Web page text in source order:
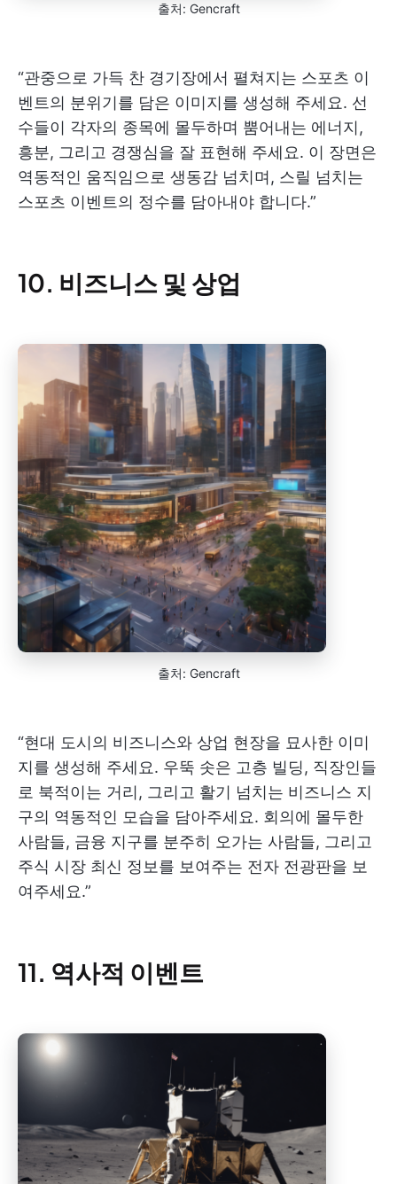
출처: Gencraft
“관중으로 가득 찬 경기장에서 펼쳐지는 스포츠 이
벤트의 분위기를 담은 이미지를 생성해 주세요. 선
수들이 각자의 종목에 몰두하며 뿜어내는 에너지,
흥분, 그리고 경쟁심을 잘 표현해 주세요. 이 장면은
역동적인 움직임으로 생동감 넘치며, 스릴 넘치는
스포츠 이벤트의 정수를 담아내야 합니다.”
10. 비즈니스 및 상업
출처: Gencraft
“현대 도시의 비즈니스와 상업 현장을 묘사한 이미
지를 생성해 주세요. 우뚝 솟은 고층 빌딩, 직장인들
로 북적이는 거리, 그리고 활기 넘치는 비즈니스 지
구의 역동적인 모습을 담아주세요. 회의에 몰두한
사람들, 금융 지구를 분주히 오가는 사람들, 그리고
주식 시장 최신 정보를 보여주는 전자 전광판을 보
여주세요.”
11. 역사적 이벤트